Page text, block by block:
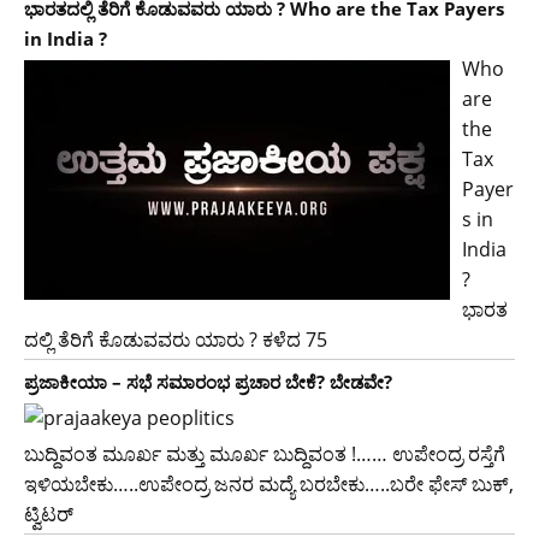
ಭಾರತದಲ್ಲಿ ತೆರಿಗೆ ಕೊಡುವವರು ಯಾರು ? Who are the Tax Payers
in India ?
Who
are
the
Tax
Payer
s in
India
?
ಭಾರತ
ದಲ್ಲಿ ತೆರಿಗೆ ಕೊಡುವವರು ಯಾರು ? ಕಳೆದ 75
ಪ್ರಜಾಕೀಯಾ – ಸಭೆ ಸಮಾರಂಭ ಪ್ರಚಾರ ಬೇಕೆ? ಬೇಡವೇ?
ಬುದ್ದಿವಂತ ಮೂರ್ಖ ಮತ್ತು ಮೂರ್ಖ ಬುದ್ದಿವಂತ !…… ಉಪೇಂದ್ರ ರಸ್ತೆಗೆ
ಇಳಿಯಬೇಕು…..ಉಪೇಂದ್ರ ಜನರ ಮದ್ಯೆ ಬರಬೇಕು…..ಬರೇ ಫೇಸ್ ಬುಕ್,
ಟ್ವಿಟರ್